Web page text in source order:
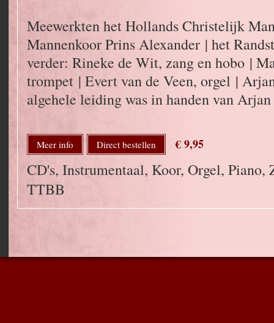
Meewerkten het Hollands Christelijk
Mannenkoor Prins Alexander | het
verder: Rineke de Wit, zang en hobo |
trompet | Evert van de Veen, orgel |
algehele leiding was in handen van
Meer info Direct bestellen € 9,95
CD's, Instrumentaal, Koor, Orgel, Piano,
TTBB